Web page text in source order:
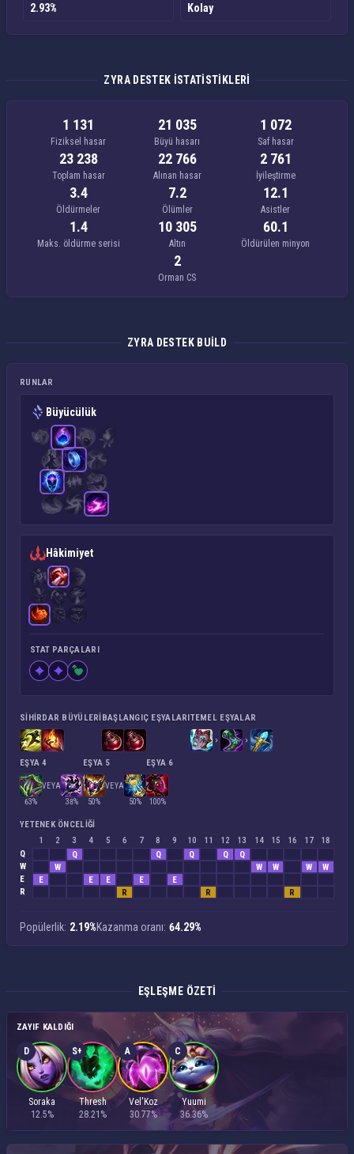
2.93% Kolay
ZYRA DESTEK ISTATISTIKLERI
1 131
Fiziksel hasar
21 035
Büyü hasarı
1 072
Saf hasar
23 238
Toplam hasar
22 766
Alınan hasar
2 761
İyileştirme
3.4
Öldürmeler
7.2
Ölümler
12.1
Asistler
1.4
Maks. öldürme serisi
10 305
Altın
60.1
Öldürülen minyon
2
Orman CS
ZYRA DESTEK BUILD
RUNLAR
Büyücülük
Hâkimiyet
STAT PARÇALARI
SIHIRDAR BÜYÜLERIBAŞLANGIÇ EŞYALARITEMEL EŞYALAR
EŞYA 4
63%
VEYA
38%
EŞYA 5
50%
VEYA
50%
EŞYA 6
100%
YETENEK ÖNCELIĞI
1
2 3 4 5 6 7 8 9 10 11 12 13 14 15 16 17
18
Q
Q Q Q Q
Q
W
W W W W
W
E
E E E E
E
R
R R R
Popülerlik: 2.19%Kazanma oranı: 64.29%
EŞLEŞME ÖZETI
ZAYIF KALDIĞI
D
Soraka
12.5%
S+
Thresh
28.21%
A
Vel'Koz
30.77%
C
Yuumi
36.36%